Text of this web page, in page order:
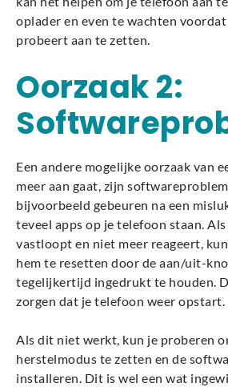
oplader en even te wachten
probeert aan te zetten.
Oorzaak 2:
Een andere mogelijke oorzaak van
meer aan gaat, zijn
bijvoorbeeld gebeuren na een
teveel apps op je telefoon staan.
vastloopt en niet meer reageert,
hem te resetten door de aan/uit-
tegelijkertijd ingedrukt te houden.
zorgen dat je telefoon weer opstart.
Als dit niet werkt, kun je proberen
herstelmodus te zetten en de
installeren. Dit is wel een wat